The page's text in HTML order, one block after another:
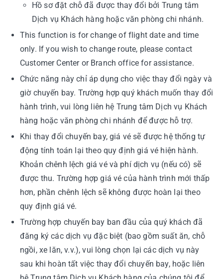
Hồ sơ đặt chỗ đã được thay đổi bởi Trung tâm
Dịch vụ Khách hàng hoặc văn phòng chi nhánh.
This function is for change of flight date and time
only. If you wish to change route, please contact
Customer Center or Branch office for assistance.
Chức năng này chỉ áp dụng cho việc thay đổi ngày và
giờ chuyến bay. Trường hợp quý khách muốn thay đổi
hành trình, vui lòng liên hệ Trung tâm Dịch vụ Khách
hàng hoặc văn phòng chi nhánh để được hỗ trợ.
Khi thay đổi chuyến bay, giá vé sẽ được hệ thống tự
động tính toán lại theo quy định giá vé hiện hành.
Khoản chênh lệch giá vé và phí dịch vụ (nếu có) sẽ
được thu. Trường hợp giá vé của hành trình mới thấp
hơn, phần chênh lệch sẽ không được hoàn lại theo
quy định giá vé.
Trường hợp chuyến bay ban đầu của quý khách đã
đăng ký các dịch vụ đặc biệt (bao gồm suất ăn, chỗ
ngồi, xe lăn, v.v.), vui lòng chọn lại các dịch vụ này
sau khi hoàn tất việc thay đổi chuyến bay, hoặc liên